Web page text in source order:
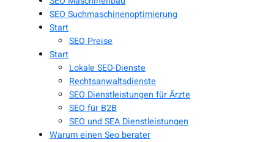
SEO Suchmaschinenoptimierung
Start
SEO Preise
Start
Lokale SEO-Dienste
Rechtsanwaltsdienste
SEO Dienstleistungen für Ärzte
SEO für B2B
SEO und SEA Dienstleistungen
Warum einen Seo berater